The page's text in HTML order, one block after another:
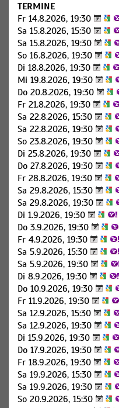
TERMINE
Fr 14.8.2026, 19:30
Sa 15.8.2026, 15:30
Sa 15.8.2026, 19:30
So 16.8.2026, 19:30
Di 18.8.2026, 19:30
Mi 19.8.2026, 19:30
Do 20.8.2026, 19:30
Fr 21.8.2026, 19:30
Sa 22.8.2026, 15:30
Sa 22.8.2026, 19:30
So 23.8.2026, 19:30
Di 25.8.2026, 19:30
Do 27.8.2026, 19:30
Fr 28.8.2026, 19:30
Sa 29.8.2026, 15:30
Sa 29.8.2026, 19:30
Di 1.9.2026, 19:30
Do 3.9.2026, 19:30
Fr 4.9.2026, 19:30
Sa 5.9.2026, 15:30
Sa 5.9.2026, 19:30
Di 8.9.2026, 19:30
Do 10.9.2026, 19:30
Fr 11.9.2026, 19:30
Sa 12.9.2026, 15:30
Sa 12.9.2026, 19:30
Di 15.9.2026, 19:30
Do 17.9.2026, 19:30
Fr 18.9.2026, 19:30
Sa 19.9.2026, 15:30
Sa 19.9.2026, 19:30
So 20.9.2026, 15:30